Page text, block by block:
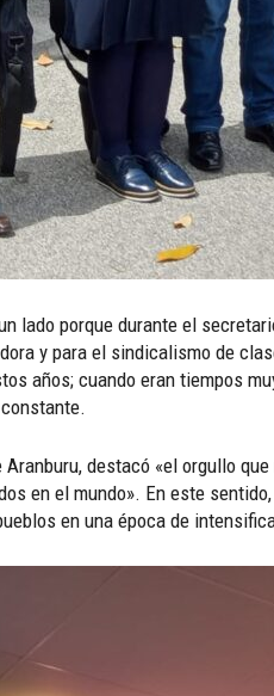
lado porque durante el
y para el sindicalismo de
años; cuando eran tiempos
destacó «el orgullo
en el mundo». En este
en una época de